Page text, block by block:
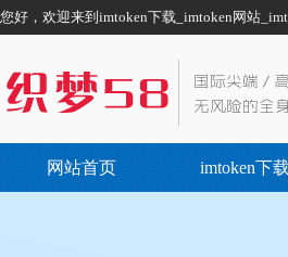
您好，欢迎来到imtoken下载_imtoken网站
网站首页 imtoken下载